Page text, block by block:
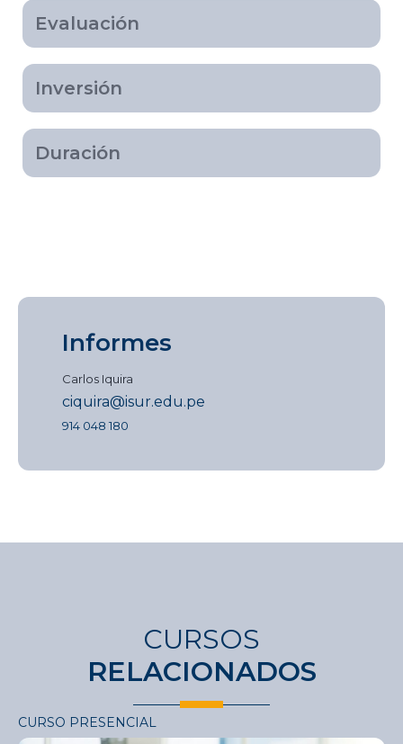
Evaluación
Inversión
Duración
Informes
Carlos Iquira
ciquira@isur.edu.pe
914 048 180
CURSOS
RELACIONADOS
CURSO PRESENCIAL